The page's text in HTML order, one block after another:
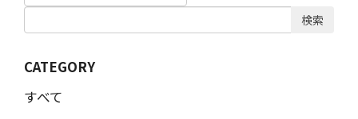
検索
CATEGORY
すべて